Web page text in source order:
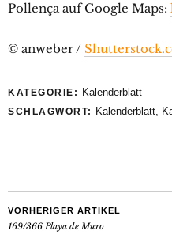
Pollença auf Google Maps:
© anweber /
KATEGORIE: Kalenderblatt
SCHLAGWORT: Kalenderblatt,
VORHERIGER ARTIKEL
169/366 Playa de Muro